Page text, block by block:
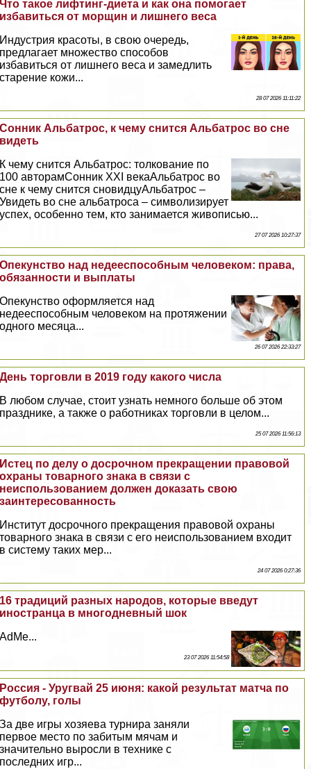
Что такое лифтинг-диета и как она помогает
избавиться от морщин и лишнего веса
Индустрия красоты, в свою очередь,
предлагает множество способов
избавиться от лишнего веса и замедлить
старение кожи...
28 07 2026 11:11:22
Сонник Альбатрос, к чему снится Альбатрос во сне
видеть
К чему снится Альбатрос: толкование по
100 авторамСонник XXI векаАльбатрос во
сне к чему снится сновидцуАльбатрос –
Увидеть во сне альбатроса – символизирует
успех, особенно тем, кто занимается живописью...
27 07 2026 10:27:37
Опекунство над недееспособным человеком: права,
обязанности и выплаты
Опекунство оформляется над
недееспособным человеком на протяжении
одного месяца...
26 07 2026 22:33:27
День торговли в 2019 году какого числа
В любом случае, стоит узнать немного больше об этом
празднике, а также о работниках торговли в целом...
25 07 2026 11:56:13
Истец по делу о досрочном прекращении правовой
охраны товарного знака в связи с
неиспользованием должен доказать свою
заинтересованность
Институт досрочного прекращения правовой охраны
товарного знака в связи с его неиспользованием входит
в систему таких мер...
24 07 2026 0:27:36
16 традиций разных народов, которые введут
иностранца в многодневный шок
AdMe...
23 07 2026 11:54:58
Россия - Уругвай 25 июня: какой результат матча по
футболу, голы
За две игры хозяева турнира заняли
первое место по забитым мячам и
значительно выросли в технике с
последних игр...